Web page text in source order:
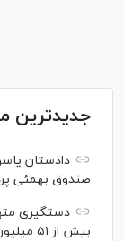
جدیدترین
صندوق بهمئی
دستگیری
بیش از ۵۱ میلیون یورو عدم رفع تعهد ارزی متهم